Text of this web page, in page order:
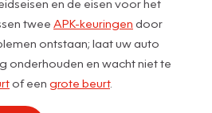
en de eisen voor het
twee APK-keuringen door
ontstaan; laat uw auto
onderhouden en wacht niet te
of een grote beurt.